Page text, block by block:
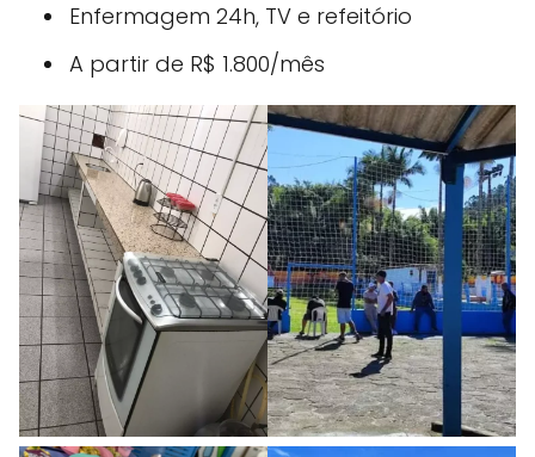
Enfermagem 24h, TV e refeitório
A partir de R$ 1.800/mês